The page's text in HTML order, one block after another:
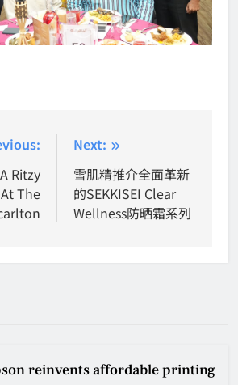
Ritzy
The
Next:
雪肌精推介全面革新
的SEKKISEI Clear
Wellness防晒霜系列
reinvents affordable printing